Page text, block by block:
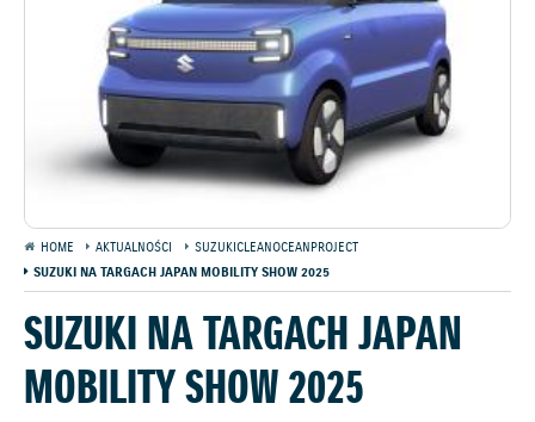
HOME AKTUALNOŚCI
SUZUKICLEANOCEANPROJECT
SUZUKI NA TARGACH JAPAN MOBILITY SHOW 2025
SUZUKI NA TARGACH JAPAN
MOBILITY SHOW 2025